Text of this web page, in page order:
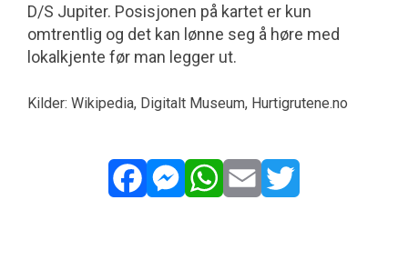
D/S Jupiter. Posisjonen på kartet er kun
omtrentlig og det kan lønne seg å høre med
lokalkjente før man legger ut.
Kilder: Wikipedia, Digitalt Museum, Hurtigrutene.no